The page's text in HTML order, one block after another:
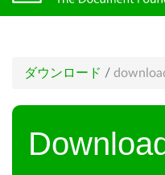
ダウンロード /